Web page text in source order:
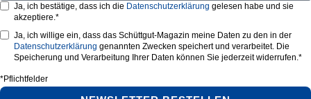
Ja, ich bestätige, dass ich die Datenschutzerklärung gelesen habe und sie
akzeptiere.*
Ja, ich willige ein, dass das Schüttgut-Magazin meine Daten zu den in der
Datenschutzerklärung genannten Zwecken speichert und verarbeitet. Die
Speicherung und Verarbeitung Ihrer Daten können Sie jederzeit widerrufen.*
*Pflichtfelder